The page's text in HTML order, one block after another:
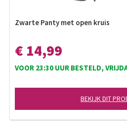
Zwarte Panty met open kruis
€ 14,99
VOOR 23:30 UUR BESTELD,
BEKIJK DIT